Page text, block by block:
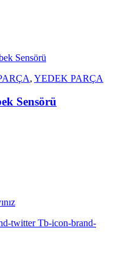
, YEDEK PARÇA
Sensörü
twitter Tb-icon-brand-